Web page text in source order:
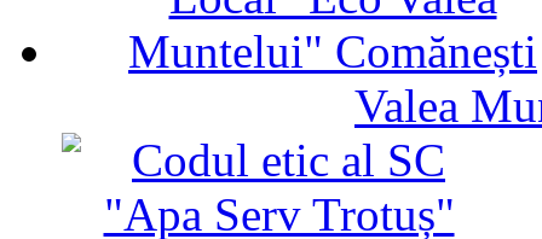
Valea